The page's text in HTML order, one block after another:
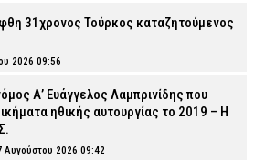
31χρονος Τούρκος καταζητούμενος
2026 09:56
Α’ Ευάγγελος Λαμπρινίδης που
ηθικής αυτουργίας το 2019 – Η
Αυγούστου 2026 09:42